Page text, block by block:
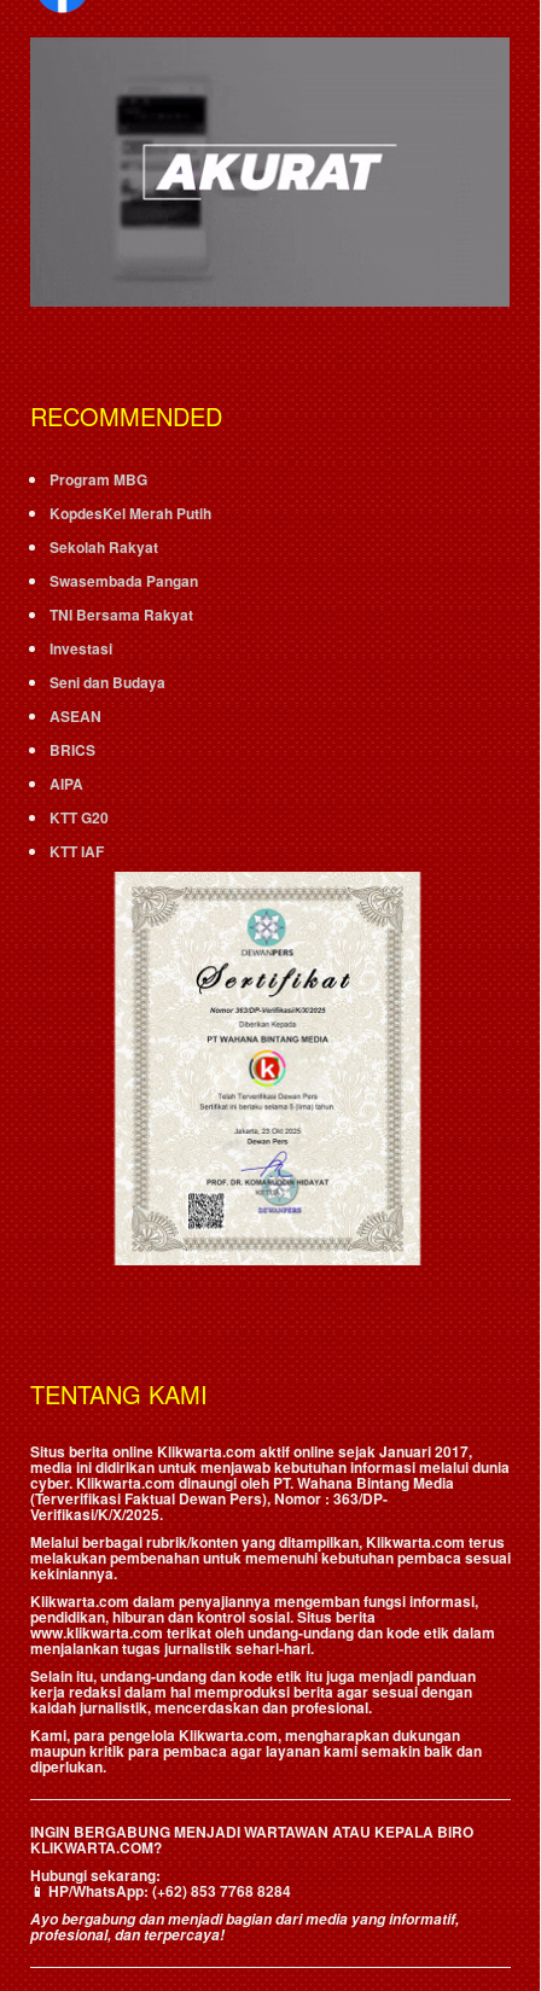
RECOMMENDED
Program MBG
KopdesKel Merah Putih
Sekolah Rakyat
Swasembada Pangan
TNI Bersama Rakyat
Investasi
Seni dan Budaya
ASEAN
BRICS
AIPA
KTT G20
KTT IAF
TENTANG KAMI
Situs berita online Klikwarta.com aktif online sejak Januari 2017,
media ini didirikan untuk menjawab kebutuhan informasi melalui dunia
cyber. Klikwarta.com dinaungi oleh PT. Wahana Bintang Media
(Terverifikasi Faktual Dewan Pers), Nomor : 363/DP-
Verifikasi/K/X/2025.
Melalui berbagai rubrik/konten yang ditampilkan, Klikwarta.com terus
melakukan pembenahan untuk memenuhi kebutuhan pembaca sesuai
kekiniannya.
Klikwarta.com dalam penyajiannya mengemban fungsi informasi,
pendidikan, hiburan dan kontrol sosial. Situs berita
www.klikwarta.com terikat oleh undang-undang dan kode etik dalam
menjalankan tugas jurnalistik sehari-hari.
Selain itu, undang-undang dan kode etik itu juga menjadi panduan
kerja redaksi dalam hal memproduksi berita agar sesuai dengan
kaidah jurnalistik, mencerdaskan dan profesional.
Kami, para pengelola Klikwarta.com, mengharapkan dukungan
maupun kritik para pembaca agar layanan kami semakin baik dan
diperlukan.
INGIN BERGABUNG MENJADI WARTAWAN ATAU KEPALA BIRO
KLIKWARTA.COM?
Hubungi sekarang:
📱HP/WhatsApp:(+62) 853 7768 8284
Ayo bergabung dan menjadi bagian dari media yang informatif,
profesional, dan terpercaya!